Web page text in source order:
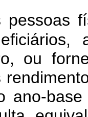
pessoas
ou
ano-